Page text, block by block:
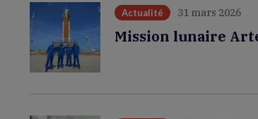
réactualiser
la
page.
Actualité 31 mars 2026
Mission lunaire